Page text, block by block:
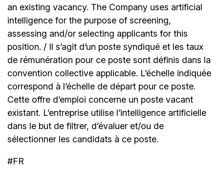
an existing vacancy. The Company uses artificial
intelligence for the purpose of screening,
assessing and/or selecting applicants for this
position. / Il s’agit d’un poste syndiqué et les taux
de rémunération pour ce poste sont définis dans la
convention collective applicable. L’échelle indiquée
correspond à l’échelle de départ pour ce poste.
Cette offre d’emploi concerne un poste vacant
existant. L’entreprise utilise l’intelligence artificielle
dans le but de filtrer, d’évaluer et/ou de
sélectionner les candidats à ce poste.
#FR